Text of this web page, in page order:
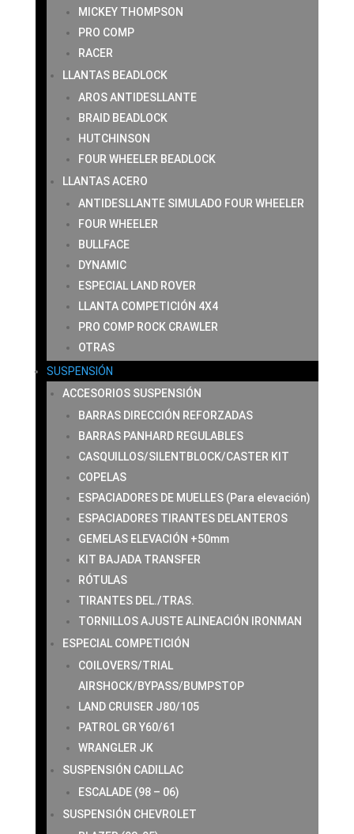
MICKEY THOMPSON
PRO COMP
RACER
LLANTAS BEADLOCK
AROS ANTIDESLLANTE
BRAID BEADLOCK
HUTCHINSON
FOUR WHEELER BEADLOCK
LLANTAS ACERO
ANTIDESLLANTE SIMULADO FOUR WHEELER
FOUR WHEELER
BULLFACE
DYNAMIC
ESPECIAL LAND ROVER
LLANTA COMPETICIÓN 4X4
PRO COMP ROCK CRAWLER
OTRAS
SUSPENSIÓN
ACCESORIOS SUSPENSIÓN
BARRAS DIRECCIÓN REFORZADAS
BARRAS PANHARD REGULABLES
CASQUILLOS/SILENTBLOCK/CASTER KIT
COPELAS
ESPACIADORES DE MUELLES (Para elevación)
ESPACIADORES TIRANTES DELANTEROS
GEMELAS ELEVACIÓN +50mm
KIT BAJADA TRANSFER
RÓTULAS
TIRANTES DEL./TRAS.
TORNILLOS AJUSTE ALINEACIÓN IRONMAN
ESPECIAL COMPETICIÓN
COILOVERS/TRIAL
AIRSHOCK/BYPASS/BUMPSTOP
LAND CRUISER J80/105
PATROL GR Y60/61
WRANGLER JK
SUSPENSIÓN CADILLAC
ESCALADE (98 – 06)
SUSPENSIÓN CHEVROLET